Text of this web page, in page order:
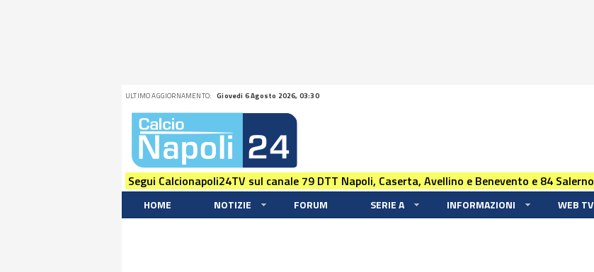
ULTIMO AGGIORNAMENTO: Giovedi 6 Agosto 2026, 03:30
Segui Calcionapoli24TV sul canale 79 DTT Napoli, Caserta, Avellino e Benevento e 84 Salerno
HOME NOTIZIE FORUM SERIE A INFORMAZIONI WEB TV